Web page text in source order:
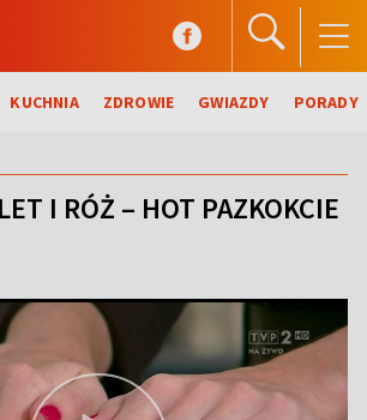
KUCHNIA ZDROWIE GWIAZDY PORADY
I RÓŻ – HOT PAZKOKCIE